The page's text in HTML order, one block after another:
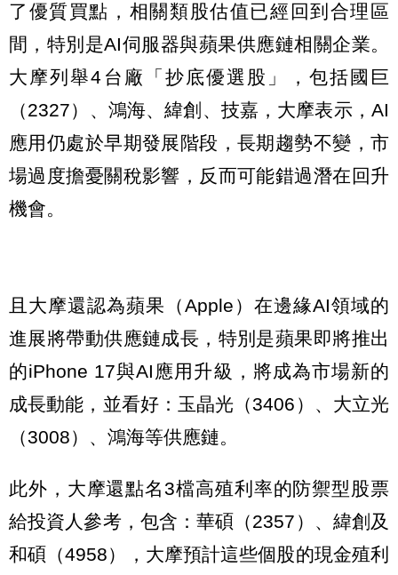
了優質買點，相關類股估值已經回到合理區
間，特別是AI伺服器與蘋果供應鏈相關企業。
大摩列舉4台廠「抄底優選股」，包括國巨
（2327）、鴻海、緯創、技嘉，大摩表示，AI
應用仍處於早期發展階段，長期趨勢不變，市
場過度擔憂關稅影響，反而可能錯過潛在回升
機會。
且大摩還認為蘋果（Apple）在邊緣AI領域的
進展將帶動供應鏈成長，特別是蘋果即將推出
的iPhone 17與AI應用升級，將成為市場新的
成長動能，並看好：玉晶光（3406）、大立光
（3008）、鴻海等供應鏈。
此外，大摩還點名3檔高殖利率的防禦型股票
給投資人參考，包含：華碩（2357）、緯創及
和碩（4958），大摩預計這些個股的現金殖利